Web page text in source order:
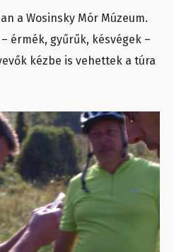
a Wosinsky Mór Múzeum.
érmék, gyűrűk, késvégek –
kézbe is vehettek a túra